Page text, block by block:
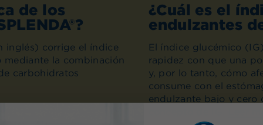
de los
inglés) corrige el índice
la combinación
carbohidratos
de cómo su cuerpo
de la marca Splenda en
¿Cuál es el
endulzantes
El índice glucémico
rapidez con que una
y, por lo tanto, cómo
consume con el
endulzante bajo y cero